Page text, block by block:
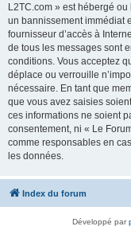
L2TC.com » est hébergé
un bannissement immédiat
fournisseur d’accès à
de tous les messages sont
conditions. Vous acceptez
déplace ou verrouille
nécessaire. En tant que
que vous avez saisies
ces informations ne soient
consentement, ni « Le
comme responsables en
les données.
Index du forum
Développé par